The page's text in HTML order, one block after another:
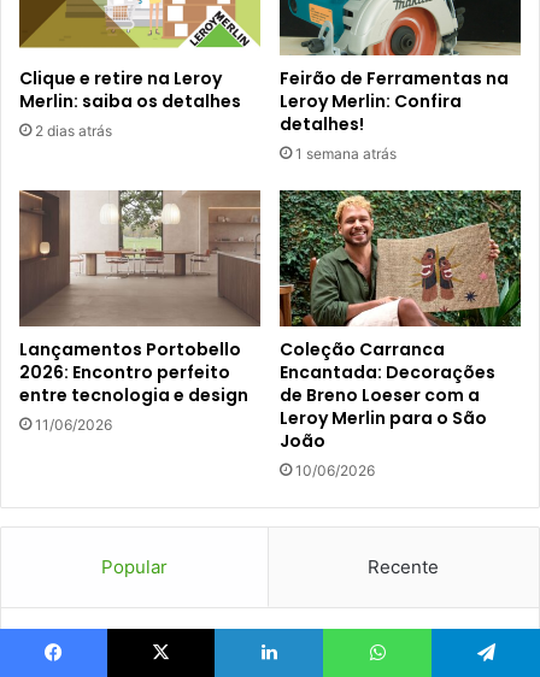
Clique e retire na Leroy
Merlin: saiba os detalhes
2 dias atrás
Feirão de Ferramentas na
Leroy Merlin: Confira
detalhes!
1 semana atrás
Lançamentos Portobello
2026: Encontro perfeito
entre tecnologia e design
11/06/2026
Coleção Carranca
Encantada: Decorações
de Breno Loeser com a
Leroy Merlin para o São
João
10/06/2026
Popular Recente
Como desentupir vaso sanitário: 7